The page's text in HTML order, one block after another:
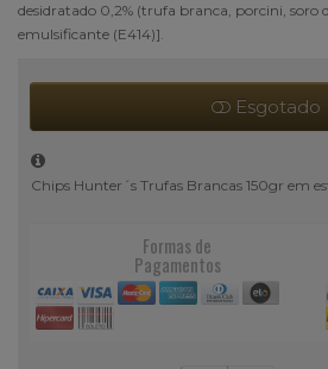
desidratado 0,2% (trufa branca, porcini, soro
emulsificante (E414)].
Esgotado
Chips Hunter´s Trufas Brancas 150gr em
Formas de
Pagamentos